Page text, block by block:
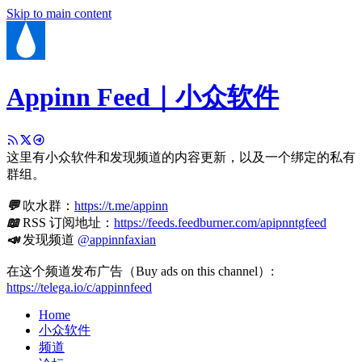
Skip to main content
Appinn Feed｜小众软件
这里有小众软件和发现频道的内容更新，以及一个绑定的私有
群组。
💬吹水群： https://t.me/appinn
📖RSS 订阅地址： https://feeds.feedburner.com/apipnntgfeed
📣发现频道 @appinnfaxian
在这个频道发布广告（Buy ads on this channel）:
https://telega.io/c/appinnfeed
Home
小众软件
频道